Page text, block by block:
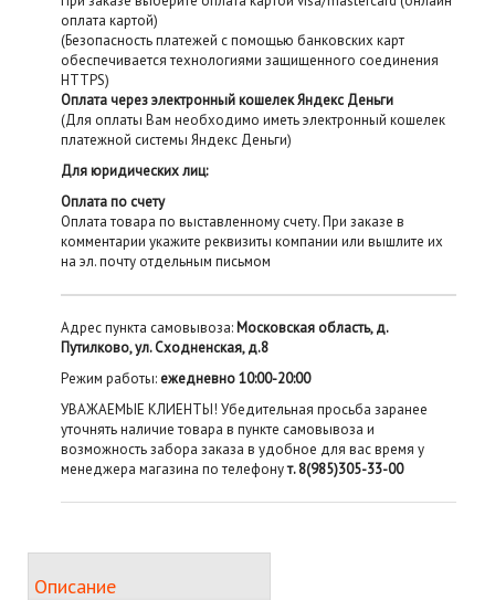
оплата картой)
(Безопасность платежей с помощью банковских карт
обеспечивается технологиями защищенного соединения
HTTPS)
Оплата через электронный кошелек Яндекс Деньги
(Для оплаты Вам необходимо иметь электронный кошелек
платежной системы Яндекс Деньги)
Для юридических лиц:
Оплата по счету
Оплата товара по выставленному счету. При заказе в
комментарии укажите реквизиты компании или вышлите их
на эл. почту отдельным письмом
Адрес пункта самовывоза: Московская область, д.
Путилково, ул. Сходненская, д.8
Режим работы: ежедневно 10:00-20:00
УВАЖАЕМЫЕ КЛИЕНТЫ! Убедительная просьба заранее
уточнять наличие товара в пункте самовывоза и
возможность забора заказа в удобное для вас время у
менеджера магазина по телефонут. 8(985)305-33-00
Описание